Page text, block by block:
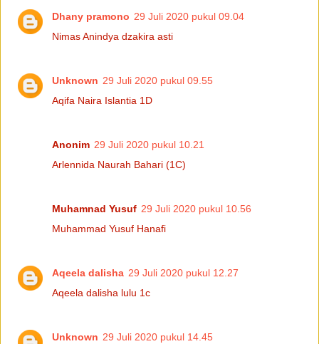
Dhany pramono 29 Juli 2020 pukul 09.04
Nimas Anindya dzakira asti
Unknown 29 Juli 2020 pukul 09.55
Aqifa Naira Islantia 1D
Anonim 29 Juli 2020 pukul 10.21
Arlennida Naurah Bahari (1C)
Muhamnad Yusuf 29 Juli 2020 pukul 10.56
Muhammad Yusuf Hanafi
Aqeela dalisha 29 Juli 2020 pukul 12.27
Aqeela dalisha lulu 1c
Unknown 29 Juli 2020 pukul 14.45